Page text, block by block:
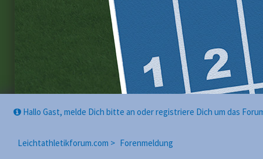
Hallo Gast, melde Dich bitte an oder registriere Dich um das
Leichtathletikforum.com > Forenmeldung